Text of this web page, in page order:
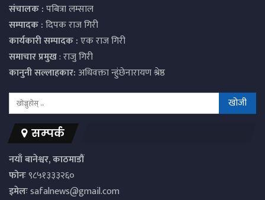
संचालक :पबित्रा लम्साल
सम्पादक :दिपक राज गिरी
कार्यकारी सम्पादक :एक राज गिरी
समाचार प्रमुख: राजु गिरी
कानुनी सल्लाहकार:अधिवक्ता न्हुंछेनारायण श्रेष्ठ
सम्पर्क
नयाँ बानेश्वर, काठमाडौं
फोनः९८५१३३३२६०
इमेलःsafalnews@gmail.com